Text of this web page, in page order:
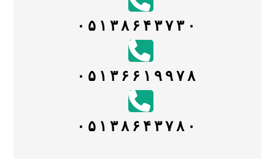
۰۵۱۳۸۶۴۳۷۳۰
۰۵۱۳۶۶۱۹۹۷۸
۰۵۱۳۸۶۴۳۷۸۰